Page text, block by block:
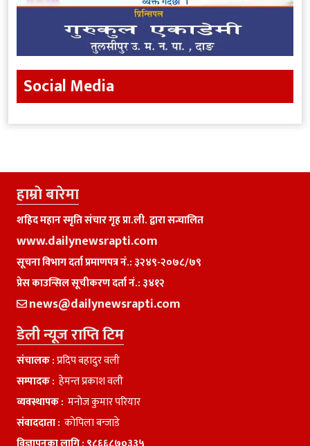
Social Media
हाम्राे बारेमा
शहिद महान स्मृति संचार गृह प्रा.ली. द्वारा सन्चालित
www.dailynewsrapti.com
सूचना विभाग दर्ता प्रमाणपत्र नं.: ३२४९-२०७८/७९
प्रेस काउन्सिल सूचीकरण दर्ता नं.: ३४१२
news@dailynewsrapti.com
डेली न्यूज राप्ति टिम
संचालक :प्रदिप बहादुर वली
सम्पादक : हेमन्त प्रकाश वली
व्यवस्थापक : मनाेज कुमार परियार
संवाददाता : काेपिला बन्जाडे